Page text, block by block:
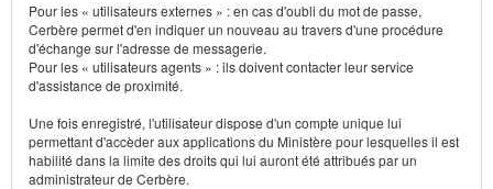
Pour les « utilisateurs externes » : en cas d'oubli du mot de passe,
Cerbère permet d'en indiquer un nouveau au travers d'une procédure
d'échange sur l'adresse de messagerie.
Pour les « utilisateurs agents » : ils doivent contacter leur service
d'assistance de proximité.
Une fois enregistré, l'utilisateur dispose d'un compte unique lui
permettant d'accèder aux applications du Ministère pour lesquelles il est
habilité dans la limite des droits qui lui auront été attribués par un
administrateur de Cerbère.